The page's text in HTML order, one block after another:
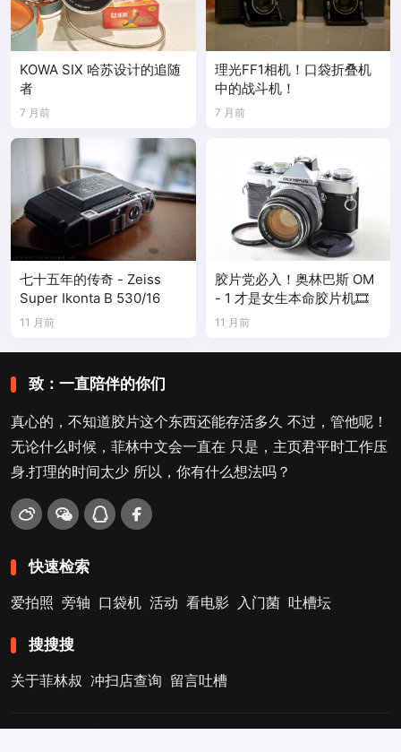
KOWA SIX 哈苏设计的追随
者
7 月前
理光FF1相机！口袋折叠机
中的战斗机！
7 月前
七十五年的传奇 - Zeiss
Super Ikonta B 530/16
11 月前
胶片党必入！奥林巴斯 OM
- 1 才是女生本命胶片机🎞️
11 月前
致：一直陪伴的你们
真心的，不知道胶片这个东西还能存活多久 不过，管他呢！
无论什么时候，菲林中文会一直在 只是，主页君平时工作压
身.打理的时间太少 所以，你有什么想法吗？
快速检索
爱拍照 旁轴 口袋机 活动 看电影 入门菌 吐槽坛
搜搜搜
关于菲林叔 冲扫店查询 留言吐槽